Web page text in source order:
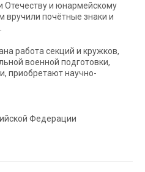
Отечеству и юнармейскому
вручили почётные знаки и
работа секций и кружков,
военной подготовки,
приобретают научно-
Федерации